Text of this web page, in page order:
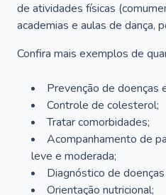
de atividades físicas
academias e aulas de dança,
Confira mais exemplos de
Prevenção de doenças
Controle de colesterol;
Tratar comorbidades;
Acompanhamento de
leve e moderada;
Diagnóstico de doenças
Orientação nutricional;